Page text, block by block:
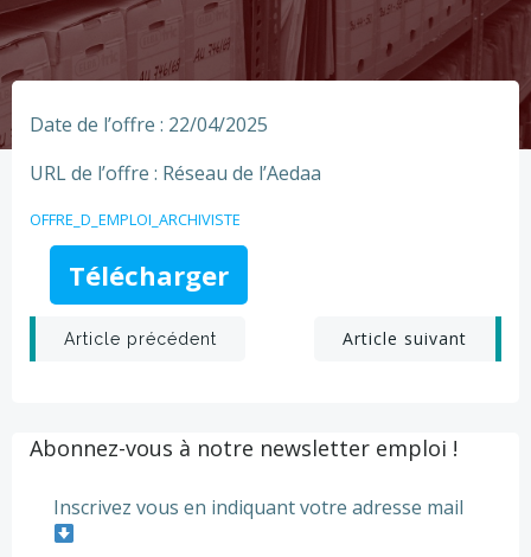
Date de l’offre : 22/04/2025
URL de l’offre : Réseau de l’Aedaa
OFFRE_D_EMPLOI_ARCHIVISTE
Télécharger
Post
Article précédent
PostArticle suivant
Abonnez-vous à notre newsletter emploi !
Inscrivez vous en indiquant votre adresse mail